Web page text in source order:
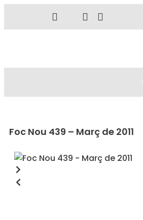
Foc Nou 439 – Març de 2011